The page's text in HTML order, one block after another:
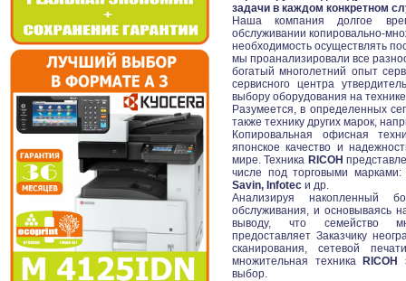
задачи в каждом конкретном
Наша компания долгое
обслуживании копировально-
необходимость осуществлять
мы проанализировали все
богатый многолетний опыт
сервисного центра
выбору оборудования на
Разумеется, в определенных
также технику других марок,
Копировальная офисная
японское качество и
мире. Техника RICOH
числе под торговыми
Savin, Infotec и др.
Анализируя накопленный
обслуживания, и основываясь
выводу, что семейство
предоставляет Заказчику
сканирования, сетевой
множительная техникаRICOH
выбор.